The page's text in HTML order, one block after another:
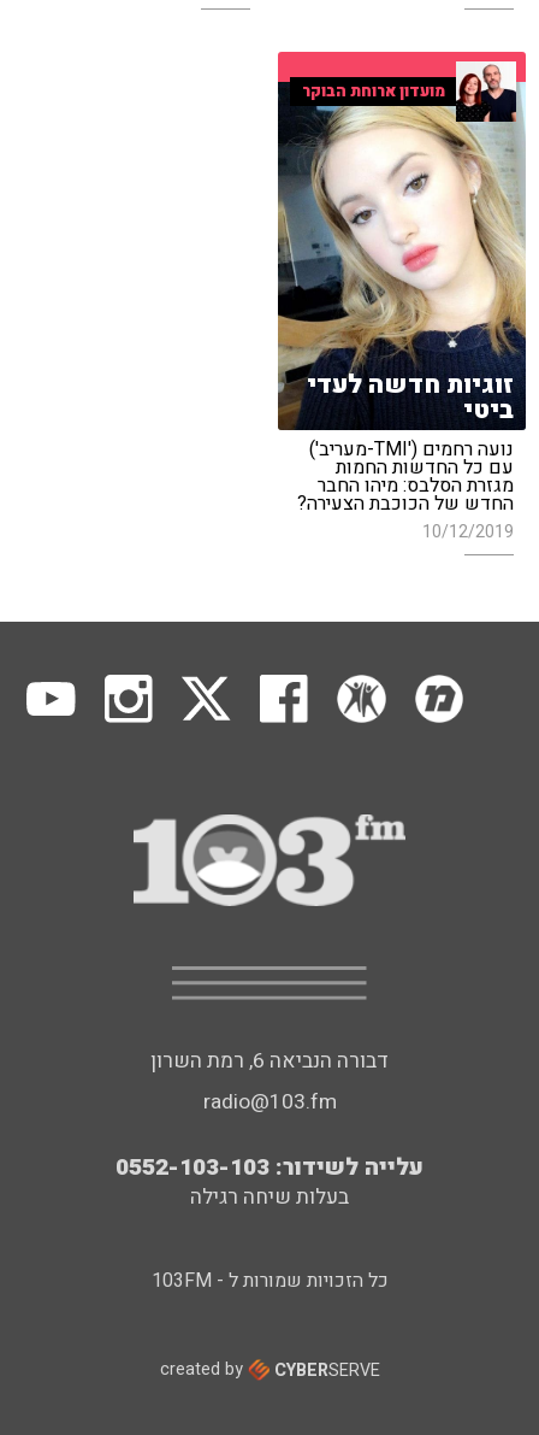
מועדון ארוחת הבוקר
זוגיות חדשה לעדי
ביטי
נועה רחמים ('TMI-מעריב')
עם כל החדשות החמות
מגזרת הסלבס: מיהו החבר
החדש של הכוכבת הצעירה?
10/12/2019
דבורה הנביאה 6, רמת השרון
radio@103.fm
עלייה לשידור: 0552-103-103
בעלות שיחה רגילה
כל הזכויות שמורות ל - 103FM
created by CYBERSERVE